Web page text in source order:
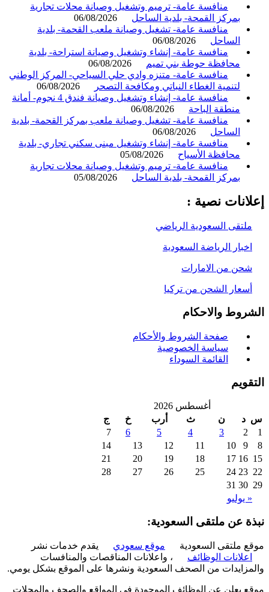
منافسة عامة- ترميم وتشغيل وصيانة محلات تجارية
بمركز القمحة- بلدية الساحل
06/08/2026
منافسة عامة- تشغيل وصيانة ملعب القحمة- بلدية
الساحل
06/08/2026
منافسة عامة- إنشاء وتشغيل وصيانة استراحة- بلدية
محافظة حوطة بني تميم
06/08/2026
منافسة عامة- متنزه وادي حلي السياحي- المركز الوطني
لتنمية الغطاء النباتي ومكافحة التصحر
06/08/2026
منافسة عامة- إنشاء وتشغيل وصيانة فندق 4 نجوم- أمانة
منطقة الباحة
06/08/2026
منافسة عامة- تشغيل وصيانة ملعب بمركز القحمة- بلدية
الساحل
06/08/2026
منافسة عامة- إنشاء وتشغيل مبنى سكني تجاري- بلدية
محافظة الأسياح
05/08/2026
منافسة عامة- ترميم وتشغيل وصيانة محلات تجارية
بمركز القمحة- بلدية الساحل
05/08/2026
نصية :
السعودية الرياضي
الرياضة السعودية
من الامارات
الشحن من تركيا
والاحكام
صفحة الشروط والأحكام
سياسة الخصوصية
القائمة السوداء
أغسطس 2026
د
ن
ج
7
10
16
17
23
24
30
31
يوليو
عن ملتقى السعودية:
ملتقى السعودية موقع سعودي
يقدم خدمات نشر
الوظائف
، واعلانات المناقصات والمنافسات
من الصحف السعودية ونشرها على الموقع بشكل يومي.
يعلن عن الوظائف الموجودة في المواقع والصحف والمجلات